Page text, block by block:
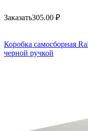
Заказать305.00 ₽
Коробка самосборная
черной ручкой